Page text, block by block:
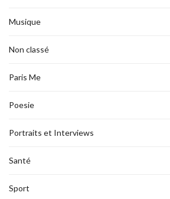
Musique
Non classé
Paris Me
Poesie
Portraits et Interviews
Santé
Sport